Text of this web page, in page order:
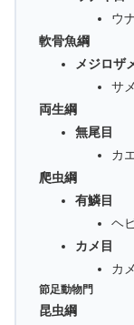
ウ
軟骨魚綱
メジロザ
サメ
両生綱
無尾目
カ
爬虫綱
有鱗目
ヘ
カメ目
カメ
節足動物門
昆虫綱